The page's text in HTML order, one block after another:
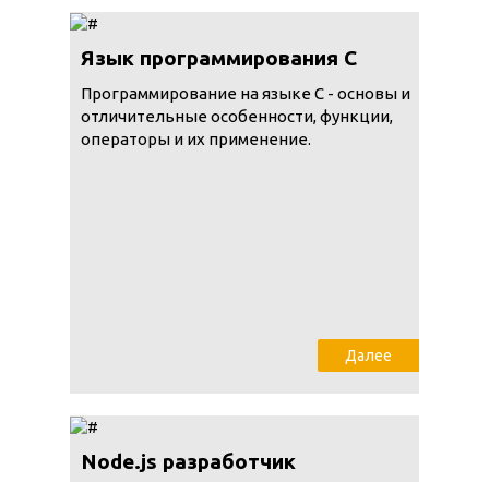
Язык программирования C
Программирование на языке С - основы и
отличительные особенности, функции,
операторы и их применение.
Далее
Node.js разработчик